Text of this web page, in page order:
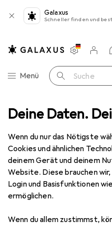
Deine Daten.
Wenn du nur das Nötigste
Cookies und ähnlichen
deinem Gerät und deinem
Website. Diese brauchen wir,
Login und Basisfunktionen
ermöglichen.
Wenn du allem zustimmst,
Galaxus
Schneller finden und
Navigation nach Kategorien
Menü Suche
Einstellungen
Kundenkonto
Merklisten
Warenkorb